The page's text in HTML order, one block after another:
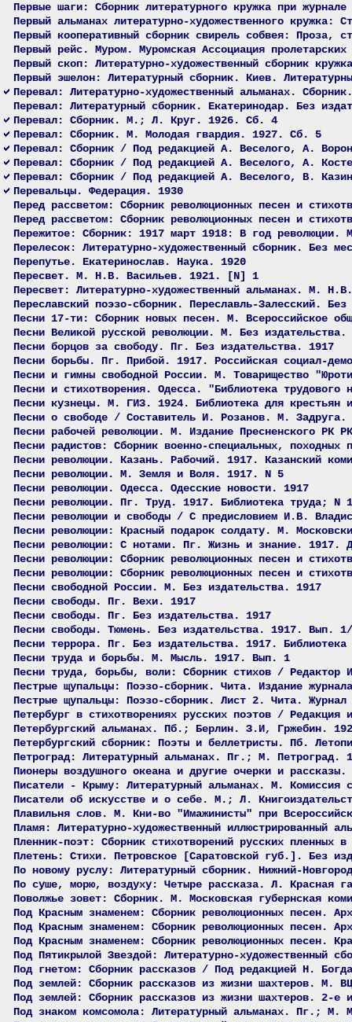
Первые шаги: Сборник литературного кружка при
Первый альманах литературно-художественного кружка:
Первый кооперативный сборник свирель собвея: Проза,
Первый рейс. Муром. Муромская Ассоциация
Первый скоп: Литературно-художественный сборник
Первый эшелон: Литературный сборник. Киев.
Перевал: Литературно-художественный альманах.
Перевал: Литературный сборник. Екатеринодар. Без
Перевал: Сборник. М.; Л. Круг. 1926. Сб. 4
Перевал: Сборник. М. Молодая гвардия. 1927. Сб. 5
Перевал: Сборник / Под редакцией А. Веселого, А.
Перевал: Сборник / Под редакцией А. Веселого, А.
Перевал: Сборник / Под редакцией А. Веселого, В.
Перевальцы. Федерация. 1930
Перед рассветом: Сборник революционных песен и
Перед рассветом: Сборник революционных песен и
Пережитое: Сборник: 1917 март 1918: В год
Перелесок: Литературно-художественный сборник. Без
Перепутье. Екатеринослав. Наука. 1920
Пересвет. М. Н.В. Васильев. 1921. [N] 1
Пересвет: Литературно-художественный альманах. М.
Переславский поэзо-сборник. Переславль-Залесский.
Песни 17-ти: Сборник новых песен. М. Всероссийское
Песни Великой русской революции. М. Без издательства.
Песни борцов за свободу. Пг. Без издательства. 1917
Песни борьбы. Пг. Прибой. 1917. Российская социал-
Песни и гимны свободной России. М. Товарищество
Песни и стихотворения. Одесса. "Библиотека
Песни кузнецы. М. ГИЗ. 1924. Библиотека для крестьян
Песни о свободе / Составитель И. Розанов. М. Задруга.
Песни рабочей революции. М. Издание Пресненского РК
Песни радистов: Сборник военно-специальных,
Песни революции. Казань. Рабочий. 1917. Казанский
Песни революции. М. Земля и Воля. 1917. N 5
Песни революции. Одесса. Одесские новости. 1917
Песни революции. Пг. Труд. 1917. Библиотека труда; N 1
Песни революции и свободы / С предисловием И.В.
Песни революции: Красный подарок солдату. М.
Песни революции: С нотами. Пг. Жизнь и знание. 1917.
Песни революции: Сборник революционных песен и
Песни революции: Сборник революционных песен и
Песни свободной России. М. Без издательства. 1917
Песни свободы. Пг. Вехи. 1917
Песни свободы. Пг. Без издательства. 1917
Песни свободы. Тюмень. Без издательства. 1917. Вып.
Песни террора. Пг. Без издательства. 1917. Библиотека
Песни труда и борьбы. М. Мысль. 1917. Вып. 1
Песни труда, борьбы, воли: Сборник стихов /
Пестрые щупальцы: Поэзо-сборник. Чита. Издание
Пестрые щупальцы: Поэзо-сборник. Лист 2. Чита.
Петербург в стихотворениях русских поэтов /
Петербургский альманах. Пб.; Берлин. З.И, Гржебин.
Петербургский сборник: Поэты и беллетристы. Пб.
Петроград: Литературный альманах. Пг.; М. Петроград.
Пионеры воздушного океана и другие очерки и
Писатели - Крыму: Литературный альманах. М. Комиссия
Писатели об искусстве и о себе. М.; Л.
Плавильня слов. М. Кни-во "Имажинисты" при
Пламя: Литературно-художественный иллюстрированный
Пленник-поэт: Сборник стихотворений русских
Плетень: Стихи. Петровское [Саратовской губ.]. Без
По новому руслу: Литературный сборник. Нижний-
По суше, морю, воздуху: Четыре рассказа. Л. Красная
Поволжье зовет: Сборник. М. Московская губернская
Под Красным знаменем: Сборник революционных песен.
Под Красным знаменем: Сборник революционных песен.
Под Красным знаменем: Сборник революционных песен.
Под Пятикрылой Звездой: Литературно-художественный
Под гнетом: Сборник рассказов / Под редакцией Н.
Под землей: Сборник рассказов из жизни шахтеров. М.
Под землей: Сборник рассказов из жизни шахтеров. 2-е
Под знаком комсомола: Литературный альманах. Пг.; М.